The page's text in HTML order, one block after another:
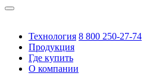
Технология
Продукция
Где купить
О компании
8 800 250-27-74